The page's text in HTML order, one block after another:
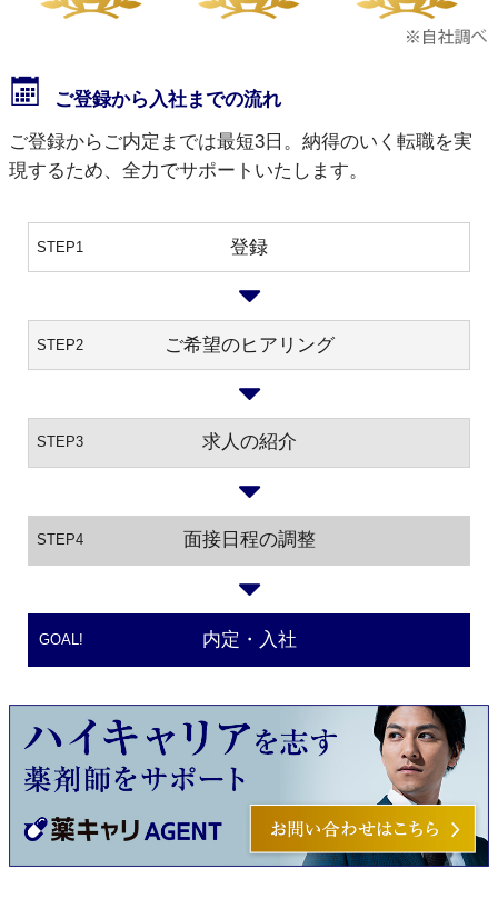
ご登録から入社までの流れ
ご登録からご内定までは最短3日。納得のいく転職を実
現するため、全力でサポートいたします。
STEP1 登録
STEP2 ご希望のヒアリング
STEP3 求人の紹介
STEP4 面接日程の調整
GOAL! 内定・入社